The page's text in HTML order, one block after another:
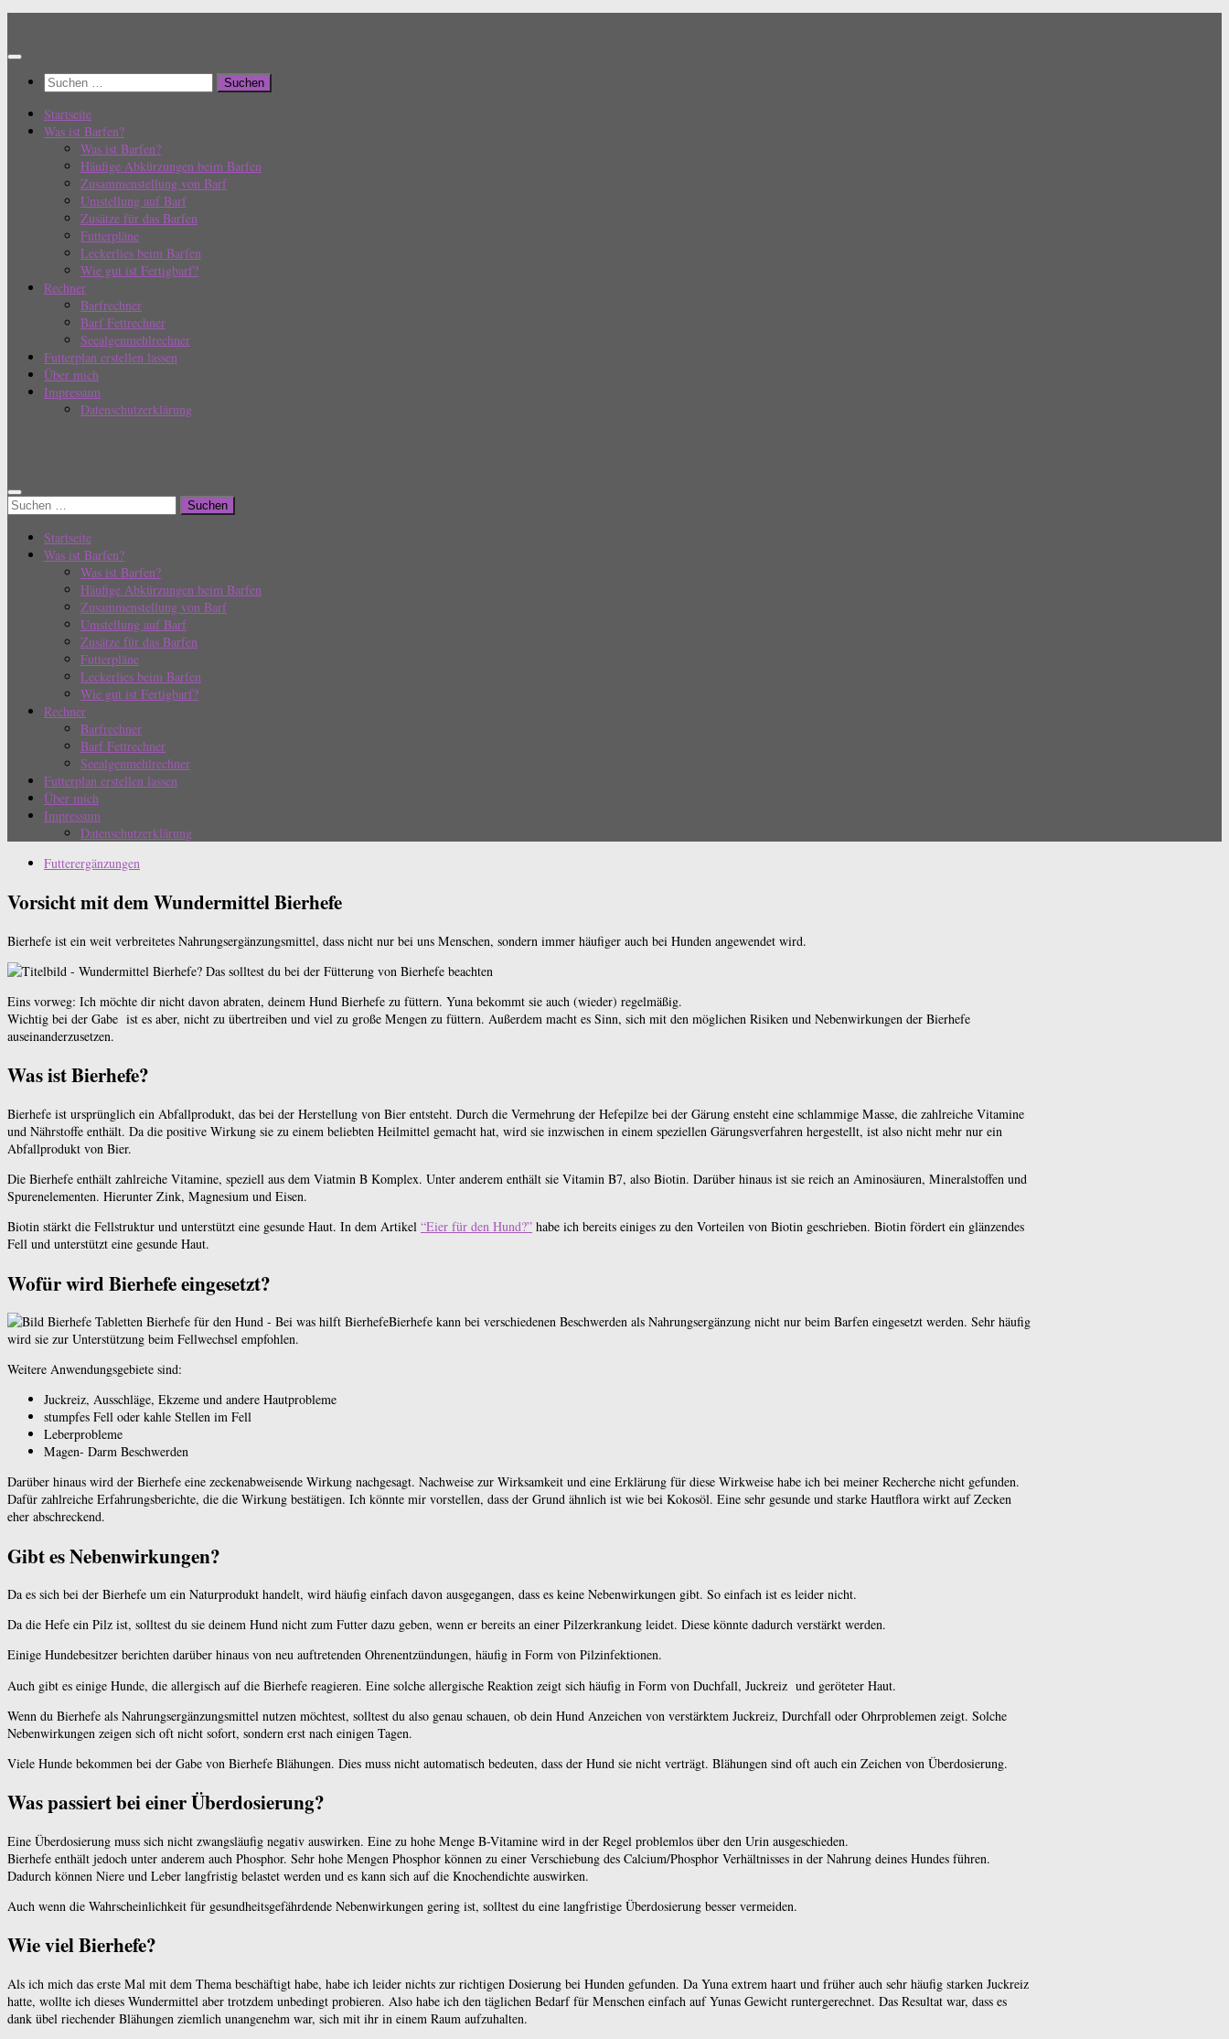
springen
Suchen
Startseite
Was ist Barfen?
Was ist Barfen?
Häufige Abkürzungen beim Barfen
Zusammenstellung von Barf
Umstellung auf Barf
Zusätze für das Barfen
Futterpläne
Leckerlies beim Barfen
Wie gut ist Fertigbarf?
Rechner
Barfrechner
Barf Fettrechner
Seealgenmehlrechner
Futterplan erstellen lassen
Über mich
Impressum
Datenschutzerklärung
Suchen
Startseite
Was ist Barfen?
Was ist Barfen?
Häufige Abkürzungen beim Barfen
Zusammenstellung von Barf
Umstellung auf Barf
Zusätze für das Barfen
Futterpläne
Leckerlies beim Barfen
Wie gut ist Fertigbarf?
Rechner
Barfrechner
Barf Fettrechner
Seealgenmehlrechner
Futterplan erstellen lassen
Über mich
Impressum
Datenschutzerklärung
Futterergänzungen
Vorsicht mit dem Wundermittel Bierhefe
Bierhefe ist ein weit verbreitetes Nahrungsergänzungsmittel, dass nicht nur bei uns Menschen, sondern immer häufiger auch bei Hunden angewendet wird.
Eins vorweg: Ich möchte dir nicht davon abraten, deinem Hund Bierhefe zu füttern. Yuna bekommt sie auch (wieder) regelmäßig.
Wichtig bei der Gabe ist es aber, nicht zu übertreiben und viel zu große Mengen zu füttern. Außerdem macht es Sinn, sich mit den möglichen Risiken und Nebenwirkungen der Bierhefe
auseinanderzusetzen.
Was ist Bierhefe?
Bierhefe ist ursprünglich ein Abfallprodukt, das bei der Herstellung von Bier entsteht. Durch die Vermehrung der Hefepilze bei der Gärung ensteht eine schlammige Masse, die zahlreiche Vitamine
und Nährstoffe enthält. Da die positive Wirkung sie zu einem beliebten Heilmittel gemacht hat, wird sie inzwischen in einem speziellen Gärungsverfahren hergestellt, ist also nicht mehr nur ein
Abfallprodukt von Bier.
Die Bierhefe enthält zahlreiche Vitamine, speziell aus dem Viatmin B Komplex. Unter anderem enthält sie Vitamin B7, also Biotin. Darüber hinaus ist sie reich an Aminosäuren, Mineralstoffen und
Spurenelementen. Hierunter Zink, Magnesium und Eisen.
Biotin stärkt die Fellstruktur und unterstützt eine gesunde Haut. In dem Artikel “Eier für den Hund?” habe ich bereits einiges zu den Vorteilen von Biotin geschrieben. Biotin fördert ein glänzendes
Fell und unterstützt eine gesunde Haut.
Wofür wird Bierhefe eingesetzt?
Bierhefe kann bei verschiedenen Beschwerden als Nahrungsergänzung nicht nur beim Barfen eingesetzt werden. Sehr häufig
wird sie zur Unterstützung beim Fellwechsel empfohlen.
Weitere Anwendungsgebiete sind:
Juckreiz, Ausschläge, Ekzeme und andere Hautprobleme
stumpfes Fell oder kahle Stellen im Fell
Leberprobleme
Magen- Darm Beschwerden
Darüber hinaus wird der Bierhefe eine zeckenabweisende Wirkung nachgesagt. Nachweise zur Wirksamkeit und eine Erklärung für diese Wirkweise habe ich bei meiner Recherche nicht gefunden.
Dafür zahlreiche Erfahrungsberichte, die die Wirkung bestätigen. Ich könnte mir vorstellen, dass der Grund ähnlich ist wie bei Kokosöl. Eine sehr gesunde und starke Hautflora wirkt auf Zecken
eher abschreckend.
Gibt es Nebenwirkungen?
Da es sich bei der Bierhefe um ein Naturprodukt handelt, wird häufig einfach davon ausgegangen, dass es keine Nebenwirkungen gibt. So einfach ist es leider nicht.
Da die Hefe ein Pilz ist, solltest du sie deinem Hund nicht zum Futter dazu geben, wenn er bereits an einer Pilzerkrankung leidet. Diese könnte dadurch verstärkt werden.
Einige Hundebesitzer berichten darüber hinaus von neu auftretenden Ohrenentzündungen, häufig in Form von Pilzinfektionen.
Auch gibt es einige Hunde, die allergisch auf die Bierhefe reagieren. Eine solche allergische Reaktion zeigt sich häufig in Form von Duchfall, Juckreiz und geröteter Haut.
Wenn du Bierhefe als Nahrungsergänzungsmittel nutzen möchtest, solltest du also genau schauen, ob dein Hund Anzeichen von verstärktem Juckreiz, Durchfall oder Ohrproblemen zeigt. Solche
Nebenwirkungen zeigen sich oft nicht sofort, sondern erst nach einigen Tagen.
Viele Hunde bekommen bei der Gabe von Bierhefe Blähungen. Dies muss nicht automatisch bedeuten, dass der Hund sie nicht verträgt. Blähungen sind oft auch ein Zeichen von Überdosierung.
Was passiert bei einer Überdosierung?
Eine Überdosierung muss sich nicht zwangsläufig negativ auswirken. Eine zu hohe Menge B-Vitamine wird in der Regel problemlos über den Urin ausgeschieden.
Bierhefe enthält jedoch unter anderem auch Phosphor. Sehr hohe Mengen Phosphor können zu einer Verschiebung des Calcium/Phosphor Verhältnisses in der Nahrung deines Hundes führen.
Dadurch können Niere und Leber langfristig belastet werden und es kann sich auf die Knochendichte auswirken.
Auch wenn die Wahrscheinlichkeit für gesundheitsgefährdende Nebenwirkungen gering ist, solltest du eine langfristige Überdosierung besser vermeiden.
Wie viel Bierhefe?
Als ich mich das erste Mal mit dem Thema beschäftigt habe, habe ich leider nichts zur richtigen Dosierung bei Hunden gefunden. Da Yuna extrem haart und früher auch sehr häufig starken Juckreiz
hatte, wollte ich dieses Wundermittel aber trotzdem unbedingt probieren. Also habe ich den täglichen Bedarf für Menschen einfach auf Yunas Gewicht runtergerechnet. Das Resultat war, dass es
dank übel riechender Blähungen ziemlich unangenehm war, sich mit ihr in einem Raum aufzuhalten.